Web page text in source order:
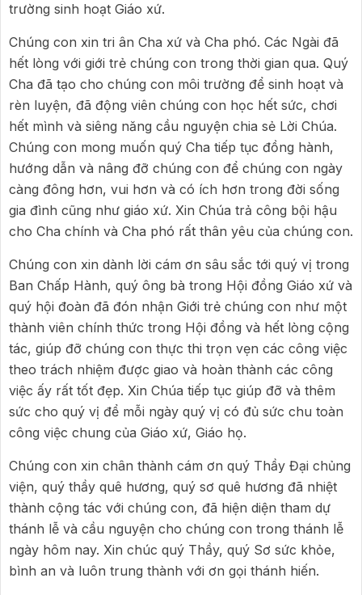
trường sinh hoạt Giáo xứ.
Chúng con xin tri ân Cha xứ và Cha phó. Các Ngài đã
hết lòng với giới trẻ chúng con trong thời gian qua. Quý
Cha đã tạo cho chúng con môi trường để sinh hoạt và
rèn luyện, đã động viên chúng con học hết sức, chơi
hết mình và siêng năng cầu nguyện chia sẻ Lời Chúa.
Chúng con mong muốn quý Cha tiếp tục đồng hành,
hướng dẫn và nâng đỡ chúng con để chúng con ngày
càng đông hơn, vui hơn và có ích hơn trong đời sống
gia đình cũng như giáo xứ. Xin Chúa trả công bội hậu
cho Cha chính và Cha phó rất thân yêu của chúng con.
Chúng con xin dành lời cám ơn sâu sắc tới quý vị trong
Ban Chấp Hành, quý ông bà trong Hội đồng Giáo xứ và
quý hội đoàn đã đón nhận Giới trẻ chúng con như một
thành viên chính thức trong Hội đồng và hết lòng cộng
tác, giúp đỡ chúng con thực thi trọn vẹn các công việc
theo trách nhiệm được giao và hoàn thành các công
việc ấy rất tốt đẹp. Xin Chúa tiếp tục giúp đỡ và thêm
sức cho quý vị để mỗi ngày quý vị có đủ sức chu toàn
công việc chung của Giáo xứ, Giáo họ.
Chúng con xin chân thành cám ơn quý Thầy Đại chủng
viện, quý thầy quê hương, quý sơ quê hương đã nhiệt
thành cộng tác với chúng con, đã hiện diện tham dự
thánh lễ và cầu nguyện cho chúng con trong thánh lễ
ngày hôm nay. Xin chúc quý Thầy, quý Sơ sức khỏe,
bình an và luôn trung thành với ơn gọi thánh hiến.